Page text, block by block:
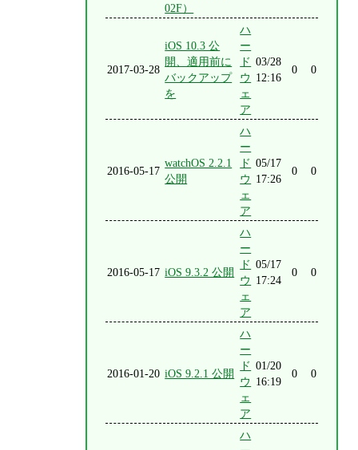
02F）
2017-03-28
iOS 10.3 公
開、適用前に
バックアップ
を
ハ
ー
ド
ウ
ェ
ア
03/28
12:16
0 0
2016-05-17
watchOS 2.2.1
公開
ハ
ー
ド
ウ
ェ
ア
05/17
17:26
0 0
2016-05-17 iOS 9.3.2 公開
ハ
ー
ド
ウ
ェ
ア
05/17
17:24
0 0
2016-01-20 iOS 9.2.1 公開
ハ
ー
ド
ウ
ェ
ア
01/20
16:19
0 0
ハ